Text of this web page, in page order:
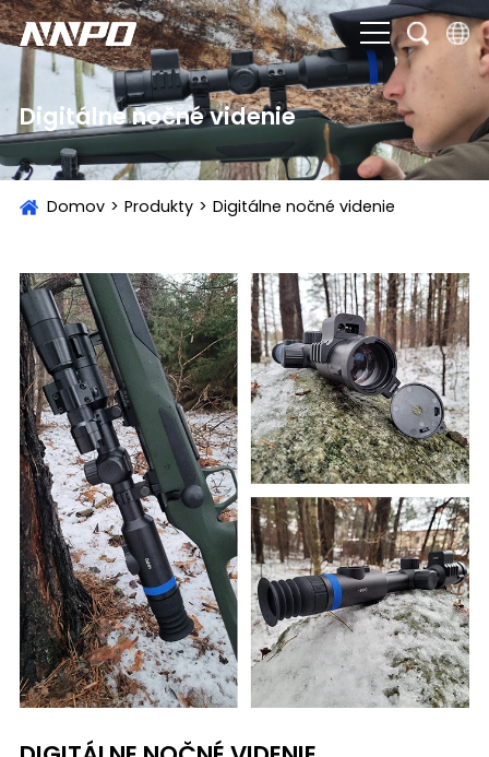
English
čeština
Deutsch
Français
Português
Brasil
Русский
slovenský
Español
Digitálne nočné videnie
Domov > Produkty > Digitálne nočné videnie